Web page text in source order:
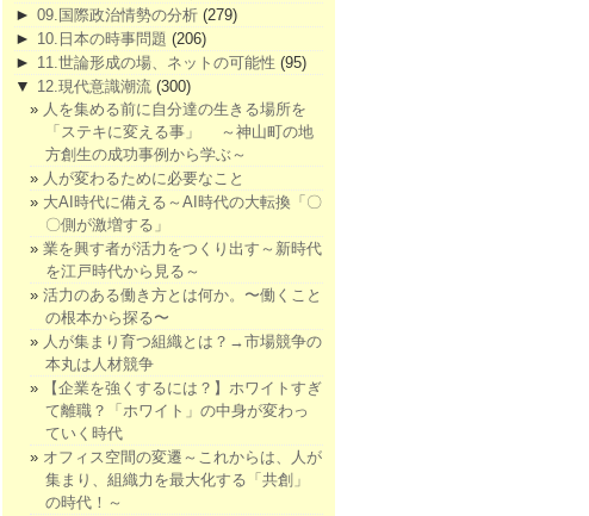
► 09.国際政治情勢の分析 (279)
► 10.日本の時事問題 (206)
► 11.世論形成の場、ネットの可能性 (95)
▼ 12.現代意識潮流 (300)
人を集める前に自分達の生きる場所を
「ステキに変える事」 ～神山町の地
方創生の成功事例から学ぶ～
人が変わるために必要なこと
大AI時代に備える～AI時代の大転換「〇
〇側が激増する」
業を興す者が活力をつくり出す～新時代
を江戸時代から見る～
活力のある働き方とは何か。〜働くこと
の根本から探る〜
人が集まり育つ組織とは？→市場競争の
本丸は人材競争
【企業を強くするには？】ホワイトすぎ
て離職？「ホワイト」の中身が変わっ
ていく時代
オフィス空間の変遷～これからは、人が
集まり、組織力を最大化する「共創」
の時代！～